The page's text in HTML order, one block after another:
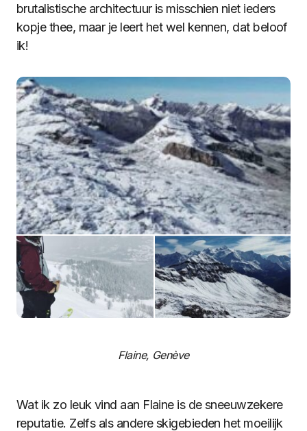
brutalistische architectuur is misschien niet ieders
kopje thee, maar je leert het wel kennen, dat beloof
ik!
Flaine, Genève
Wat ik zo leuk vind aan Flaine is de sneeuwzekere
reputatie. Zelfs als andere skigebieden het moeilijk